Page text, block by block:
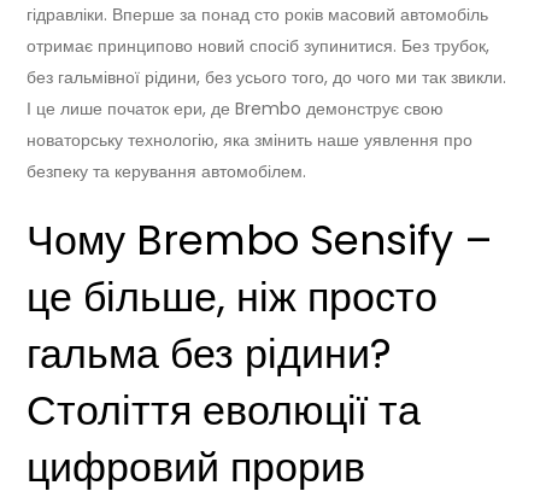
гідравліки. Вперше за понад сто років масовий автомобіль
отримає принципово новий спосіб зупинитися. Без трубок,
без гальмівної рідини, без усього того, до чого ми так звикли.
І це лише початок ери, де Brembo демонструє свою
новаторську технологію, яка змінить наше уявлення про
безпеку та керування автомобілем.
Чому Brembo Sensify –
це більше, ніж просто
гальма без рідини?
Століття еволюції та
цифровий прорив